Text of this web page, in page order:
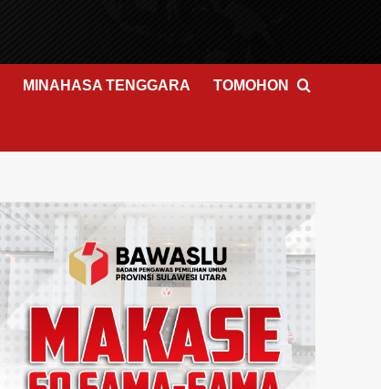
MINAHASA TENGGARA TOMOHON